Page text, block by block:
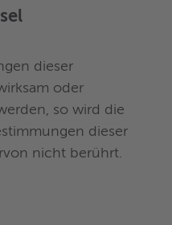
dieser
oder
so wird die
dieser
nicht berührt.